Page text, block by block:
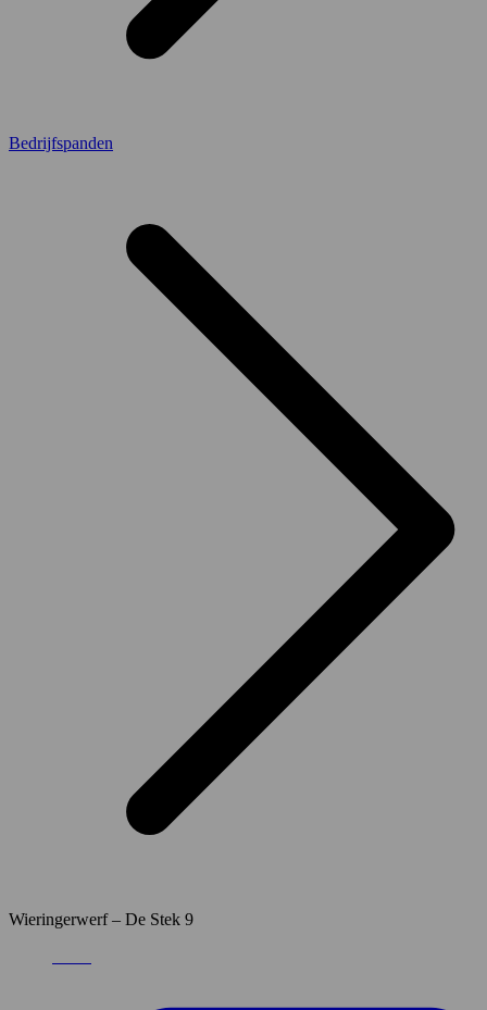
Bedrijfspanden
Wieringerwerf – De Stek 9